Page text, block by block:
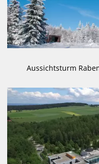
Aussichtsturm